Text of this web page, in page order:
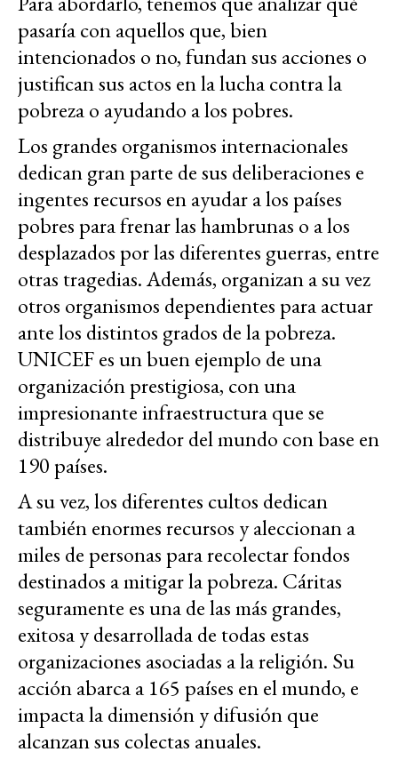
pasaría con aquellos que, bien
intencionados o no, fundan sus acciones o
justifican sus actos en la lucha contra la
pobreza o ayudando a los pobres.
Los grandes organismos internacionales
dedican gran parte de sus deliberaciones e
ingentes recursos en ayudar a los países
pobres para frenar las hambrunas o a los
desplazados por las diferentes guerras, entre
otras tragedias. Además, organizan a su vez
otros organismos dependientes para actuar
ante los distintos grados de la pobreza.
UNICEF es un buen ejemplo de una
organización prestigiosa, con una
impresionante infraestructura que se
distribuye alrededor del mundo con base en
190 países.
A su vez, los diferentes cultos dedican
también enormes recursos y aleccionan a
miles de personas para recolectar fondos
destinados a mitigar la pobreza. Cáritas
seguramente es una de las más grandes,
exitosa y desarrollada de todas estas
organizaciones asociadas a la religión. Su
acción abarca a 165 países en el mundo, e
impacta la dimensión y difusión que
alcanzan sus colectas anuales.